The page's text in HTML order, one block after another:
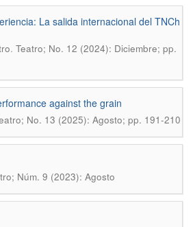
La salida internacional del TNCh
. Teatro; No. 12 (2024): Diciembre; pp.
against the grain
No. 13 (2025): Agosto; pp. 191-210
Núm. 9 (2023): Agosto